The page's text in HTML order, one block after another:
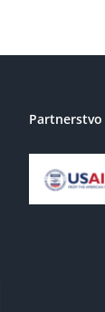
Partnerstvo